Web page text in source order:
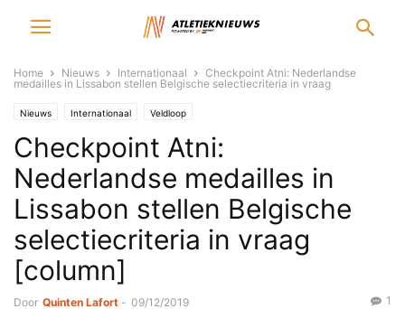
Home Nieuws Internationaal
Checkpoint Atni: Nederlandse
medailles in Lissabon stellen Belgische selectiecriteria in vraag
Nieuws Internationaal Veldloop
Checkpoint Atni:
Nederlandse medailles in
Lissabon stellen Belgische
selectiecriteria in vraag
[column]
Door Quinten Lafort - 09/12/2019 1